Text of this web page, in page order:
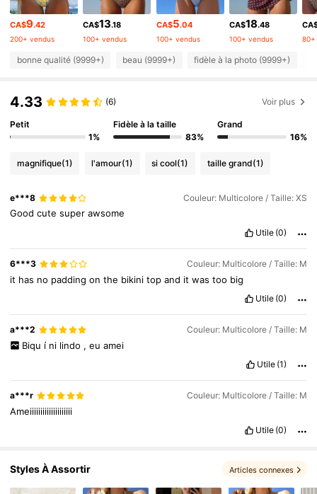
4.87 546K Suiveurs
546K Suiveurs
4.87 546K Suiveurs
4.87 546K Suiveurs
CA$9.42
200+ vendus
CA$13.18
100+ vendus
CA$5.04
100+ vendus
CA$18.48
100+ vendus 80+
bonne qualité (9999+) beau (9999+) fidèle à la photo (9999+)
4.33 (6) Voir plus
Petit
1%
Fidèle à la taille
83%
Grand
16%
magnifique(1) l'amour(1) si cool(1) taille grand(1)
e***8 Couleur: Multicolore / Taille: XS
Goodcutesuperawsome
Utile (0)
6***3 Couleur: Multicolore / Taille: M
it has no paddingonthe bikinitopand itwastoo big
Utile (0)
a***2 Couleur: Multicolore / Taille: M
Biqu í ni lindo , eu amei
Utile (1)
a***r Couleur: Multicolore / Taille: M
Ameiiiiiiiiiiiiiiiiiiii
Utile (0)
Styles À Assortir Articles connexes